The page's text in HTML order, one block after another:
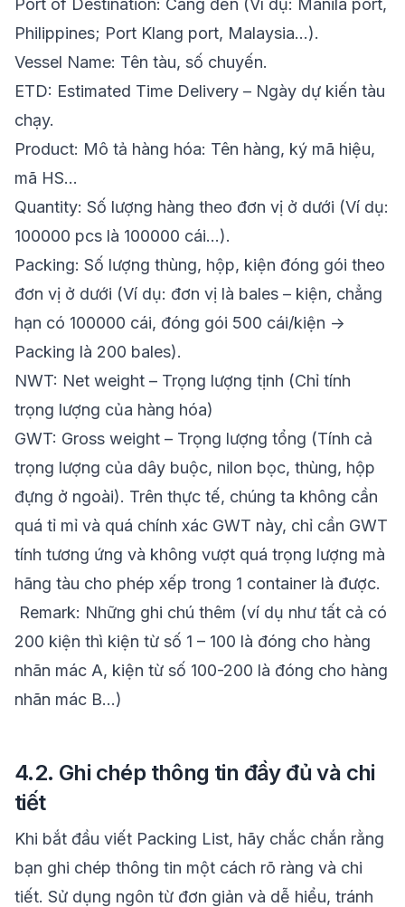
Port of Destination: Cảng đến (Ví dụ: Manila port,
Philippines; Port Klang port, Malaysia…).
Vessel Name: Tên tàu, số chuyến.
ETD: Estimated Time Delivery – Ngày dự kiến tàu
chạy.
Product: Mô tả hàng hóa: Tên hàng, ký mã hiệu,
mã HS…
Quantity: Số lượng hàng theo đơn vị ở dưới (Ví dụ:
100000 pcs là 100000 cái…).
Packing: Số lượng thùng, hộp, kiện đóng gói theo
đơn vị ở dưới (Ví dụ: đơn vị là bales – kiện, chẳng
hạn có 100000 cái, đóng gói 500 cái/kiện ->
Packing là 200 bales).
NWT: Net weight – Trọng lượng tịnh (Chỉ tính
trọng lượng của hàng hóa)
GWT: Gross weight – Trọng lượng tổng (Tính cả
trọng lượng của dây buộc, nilon bọc, thùng, hộp
đựng ở ngoài). Trên thực tế, chúng ta không cần
quá tỉ mỉ và quá chính xác GWT này, chỉ cần GWT
tính tương ứng và không vượt quá trọng lượng mà
hãng tàu cho phép xếp trong 1 container là được.
Remark: Những ghi chú thêm (ví dụ như tất cả có
200 kiện thì kiện từ số 1 – 100 là đóng cho hàng
nhãn mác A, kiện từ số 100-200 là đóng cho hàng
nhãn mác B…)
4.2. Ghi chép thông tin đầy đủ và chi
tiết
Khi bắt đầu viết Packing List, hãy chắc chắn rằng
bạn ghi chép thông tin một cách rõ ràng và chi
tiết. Sử dụng ngôn từ đơn giản và dễ hiểu, tránh